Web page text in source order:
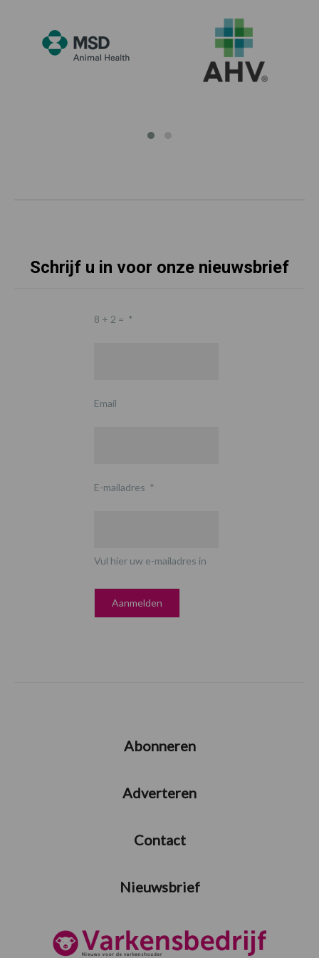
Schrijf u in voor onze nieuwsbrief
8 + 2 = *
Email
E-mailadres *
Vul hier uw e-mailadres in
Abonneren
Adverteren
Contact
Nieuwsbrief